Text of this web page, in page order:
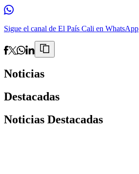
Sigue el canal de El País Cali en WhatsApp
Noticias
Destacadas
Noticias Destacadas